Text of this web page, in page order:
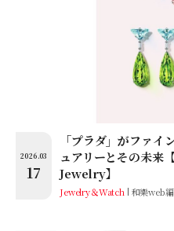
2026.03
17
「プラダ」がファイ
ュアリーとその未来
Jewelry】
Jewelry＆Watch 和樂web